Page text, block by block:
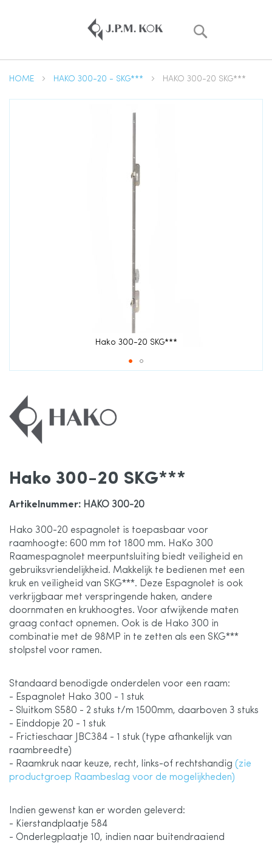
HOME HAKO 300-20 - SKG*** HAKO 300-20 SKG***
Hako 300-20 SKG***
Artikelnummer: HAKO 300-20
Hako 300-20 espagnolet is toepasbaar voor
raamhoogte: 600 mm tot 1800 mm. HaKo 300
Raamespagnolet meerpuntsluiting biedt veiligheid en
gebruiksvriendelijkheid. Makkelijk te bedienen met een
kruk en veiligheid van SKG***. Deze Espagnolet is ook
verkrijgbaar met verspringende haken, andere
doornmaten en krukhoogtes. Voor afwijkende maten
graag contact opnemen. Ook is de Hako 300 in
combinatie met de 98MP in te zetten als een SKG***
stolpstel voor ramen.
Standaard benodigde onderdelen voor een raam:
- Espagnolet Hako 300 - 1 stuk
- Sluitkom S580 - 2 stuks t/m 1500mm, daarboven 3 stuks
- Einddopje 20 - 1 stuk
- Frictieschaar JBC384 - 1 stuk (type afhankelijk van
raambreedte)
- Raamkruk naar keuze, recht, links-of rechtshandig (zie
productgroep Raambeslag voor de mogelijkheden)
Indien gewenst kan er worden geleverd:
- Kierstandplaatje 584
- Onderlegplaatje 10, indien naar buitendraaiend
Hako 300-20 SKG***
naar
begin
van
afbeeldingen-
gallerij